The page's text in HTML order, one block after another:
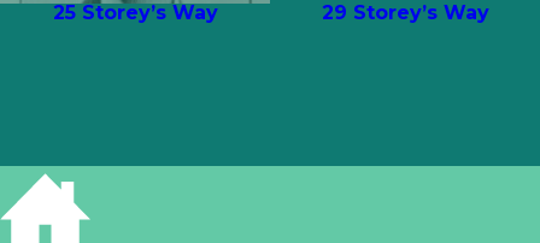
25 Storey’s Way 29 Storey’s Way